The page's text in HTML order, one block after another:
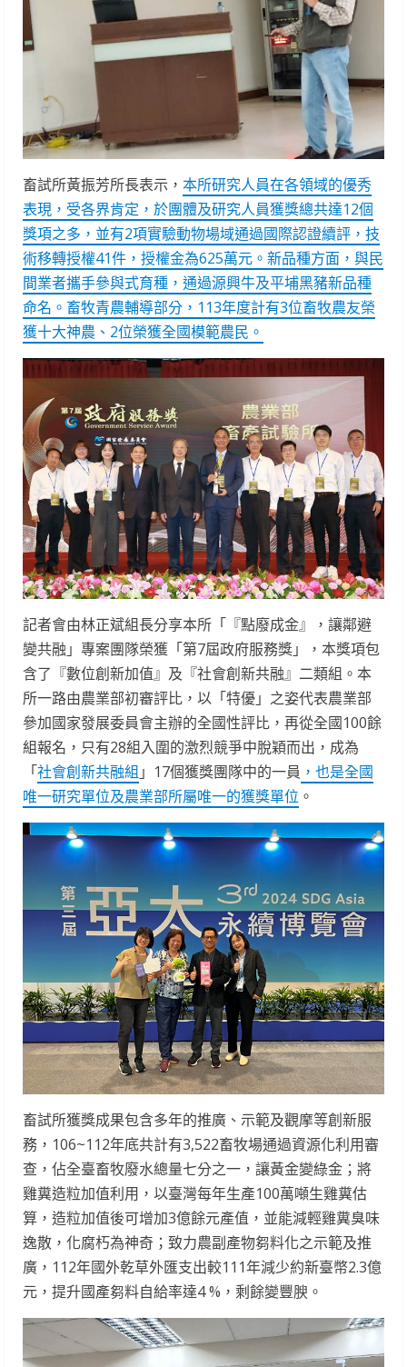
畜試所黃振芳所長表示， 本所研究人員在各領域的優秀
表現，受各界肯定，於團體及研究人員獲獎總共達12個
獎項之多，並有2項實驗動物場域通過國際認證續評，技
術移轉授權41件，授權金為625萬元。新品種方面，與民
間業者攜手參與式育種，通過源興牛及平埔黑豬新品種
命名。畜牧青農輔導部分，113年度計有3位畜牧農友榮
獲十大神農、2位榮獲全國模範農民。
記者會由林正斌組長分享本所「『點廢成金』，讓鄰避
變共融」專案團隊榮獲「第7屆政府服務獎」，本獎項包
含了『數位創新加值』及『社會創新共融』二類組。本
所一路由農業部初審評比，以「特優」之姿代表農業部
參加國家發展委員會主辦的全國性評比，再從全國100餘
組報名，只有28組入圍的激烈競爭中脫穎而出，成為
「社會創新共融組 」17個獲獎團隊中的一員 ，也是全國
唯一研究單位及農業部所屬唯一的獲獎單位 。
畜試所獲獎成果包含多年的推廣、示範及觀摩等創新服
務，106~112年底共計有3,522畜牧場通過資源化利用審
查，佔全臺畜牧廢水總量七分之一，讓黃金變綠金；將
雞糞造粒加值利用，以臺灣每年生產100萬噸生雞糞估
算，造粒加值後可增加3億餘元產值，並能減輕雞糞臭味
逸散，化腐朽為神奇；致力農副產物芻料化之示範及推
廣，112年國外乾草外匯支出較111年減少約新臺幣2.3億
元，提升國產芻料自給率達4 %，剩餘變豐腴。